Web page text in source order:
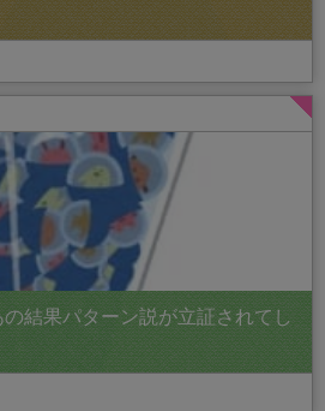
結果パターン説が立証されてし